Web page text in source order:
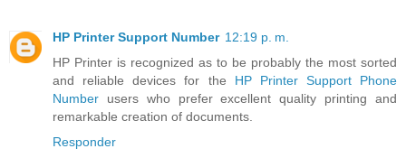
HP Printer Support Number 12:19 p. m.
HP Printer is recognized as to be probably the most sorted
and reliable devices for the HP Printer Support Phone
Number users who prefer excellent quality printing and
remarkable creation of documents.
Responder